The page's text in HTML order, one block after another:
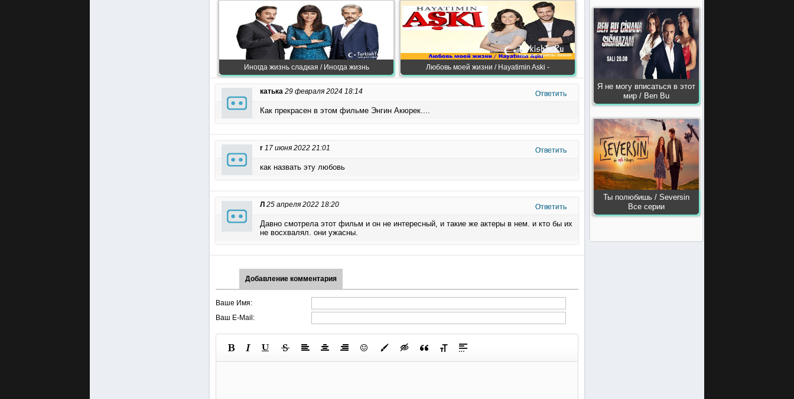
Я не могу вписаться в этот
мир / Ben Bu
Ты полюбишь / Seversin
Все серии
Иногда жизнь сладкая / Иногда жизнь Любовь моей жизни / Hayatimin Aski -
катька 29 февраля 2024 18:14 Ответить
Как прекрасен в этом фильме Энгин Акюрек....
r 17 июня 2022 21:01 Ответить
как назвать эту любовь
Л 25 апреля 2022 18:20 Ответить
Давно смотрела этот фильм и он не интересный, и такие же актеры в нем. и кто бы их
не восхвалял. они ужасны.
Добавление комментария
Ваше Имя:
Ваш E-Mail: